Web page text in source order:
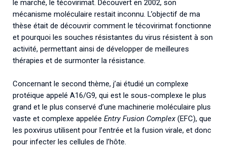
le marché, le técovirimat. Découvert en 2002, son
mécanisme moléculaire restait inconnu. L’objectif de ma
thèse était de découvrir comment le técovirimat fonctionne
et pourquoi les souches résistantes du virus résistent à son
activité, permettant ainsi de développer de meilleures
thérapies et de surmonter la résistance.
Concernant le second thème, j’ai étudié un complexe
protéique appelé A16/G9, qui est le sous-complexe le plus
grand et le plus conservé d’une machinerie moléculaire plus
vaste et complexe appelée Entry Fusion Complex (EFC), que
les poxvirus utilisent pour l’entrée et la fusion virale, et donc
pour infecter les cellules de l’hôte.